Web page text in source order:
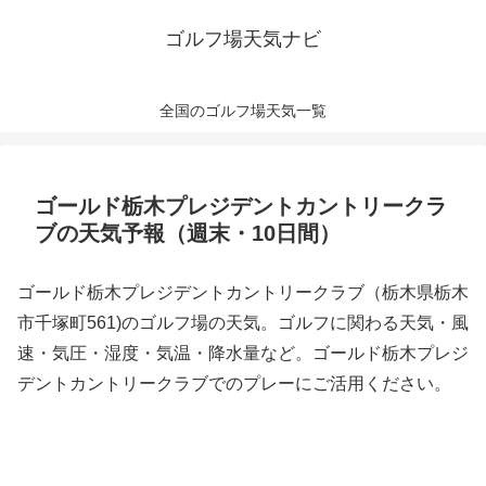
ゴルフ場天気ナビ
全国のゴルフ場天気一覧
ゴールド栃木プレジデントカントリークラ
ブの天気予報（週末・10日間）
ゴールド栃木プレジデントカントリークラブ（栃木県栃木
市千塚町561)のゴルフ場の天気。ゴルフに関わる天気・風
速・気圧・湿度・気温・降水量など。ゴールド栃木プレジ
デントカントリークラブでのプレーにご活用ください。